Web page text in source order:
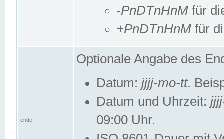
-PnDTnHnM für
+PnDTnHnM für
ende
Optionale Angabe des
Datum: jjjj-mo-tt.
Datum und Uhrzeit:
09:00 Uhr.